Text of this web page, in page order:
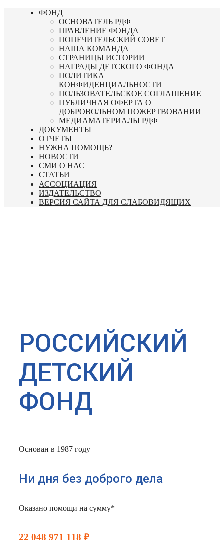
Перейти
ФОНД
ОСНОВАТЕЛЬ РДФ
ПРАВЛЕНИЕ ФОНДА
ПОПЕЧИТЕЛЬСКИЙ СОВЕТ
НАША КОМАНДА
СТРАНИЦЫ ИСТОРИИ
НАГРАДЫ ДЕТСКОГО ФОНДА
ПОЛИТИКА
КОНФИДЕНЦИАЛЬНОСТИ
ПОЛЬЗОВАТЕЛЬСКОЕ СОГЛАШЕНИЕ
ПУБЛИЧНАЯ ОФЕРТА О
ДОБРОВОЛЬНОМ ПОЖЕРТВОВАНИИ
МЕДИАМАТЕРИАЛЫ РДФ
ДОКУМЕНТЫ
ОТЧЕТЫ
НУЖНА ПОМОЩЬ?
НОВОСТИ
СМИ О НАС
СТАТЬИ
АССОЦИАЦИЯ
ИЗДАТЕЛЬСТВО
ВЕРСИЯ САЙТА ДЛЯ СЛАБОВИДЯЩИХ
РОССИЙСКИЙ
ДЕТСКИЙ
ФОНД
Основан в 1987 году
Ни дня без доброго дела
Оказано помощи на сумму*
22 048 971 118 ₽